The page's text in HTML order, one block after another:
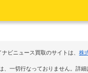
ナビニュース買取のサイトは、株
、一切行なっておりません。詳細